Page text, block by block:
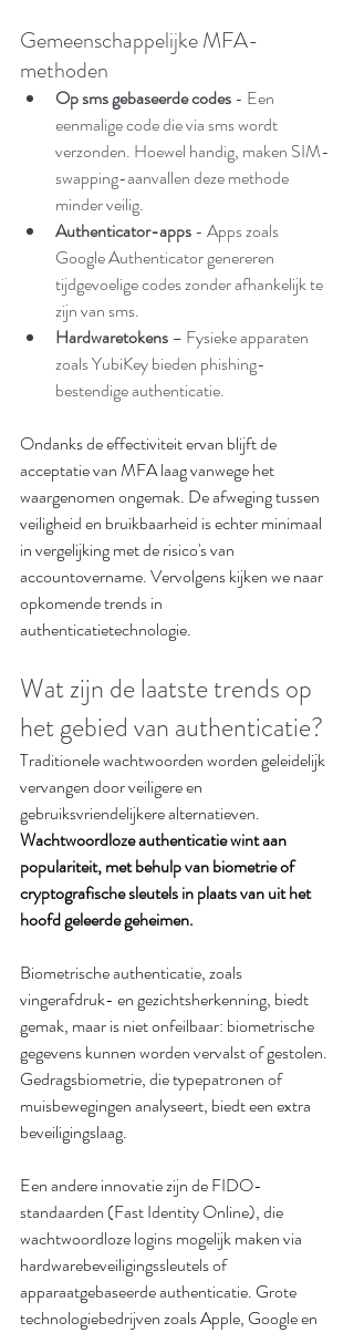
Gemeenschappelijke MFA-
methoden
Op sms gebaseerde codes - Een
eenmalige code die via sms wordt
verzonden. Hoewel handig, maken SIM-
swapping-aanvallen deze methode
minder veilig.
Authenticator-apps - Apps zoals
Google Authenticator genereren
tijdgevoelige codes zonder afhankelijk te
zijn van sms.
Hardwaretokens – Fysieke apparaten
zoals YubiKey bieden phishing-
bestendige authenticatie.
Ondanks de effectiviteit ervan blijft de
acceptatie van MFA laag vanwege het
waargenomen ongemak. De afweging tussen
veiligheid en bruikbaarheid is echter minimaal
in vergelijking met de risico's van
accountovername. Vervolgens kijken we naar
opkomende trends in
authenticatietechnologie.
Wat zijn de laatste trends op
het gebied van authenticatie?
Traditionele wachtwoorden worden geleidelijk
vervangen door veiligere en
gebruiksvriendelijkere alternatieven.
Wachtwoordloze authenticatie wint aan
populariteit, met behulp van biometrie of
cryptografische sleutels in plaats van uit het
hoofd geleerde geheimen.
Biometrische authenticatie, zoals
vingerafdruk- en gezichtsherkenning, biedt
gemak, maar is niet onfeilbaar: biometrische
gegevens kunnen worden vervalst of gestolen.
Gedragsbiometrie, die typepatronen of
muisbewegingen analyseert, biedt een extra
beveiligingslaag.
Een andere innovatie zijn de FIDO-
standaarden (Fast Identity Online), die
wachtwoordloze logins mogelijk maken via
hardwarebeveiligingssleutels of
apparaatgebaseerde authenticatie. Grote
technologiebedrijven zoals Apple, Google en